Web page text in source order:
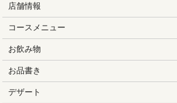
店舗情報
コースメニュー
お飲み物
お品書き
デザート